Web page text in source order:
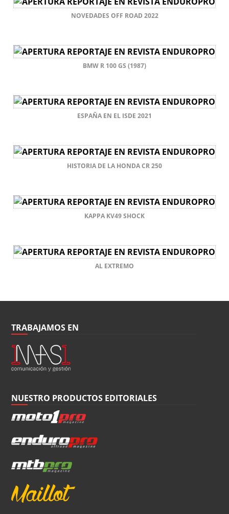
NOVEDADES OFF ROAD 2022
BMW R 100 GS (1987)
ESPAÑA EN EL ISDE 2021
HISTORIA DE LA HONDA CR 250
KAPPA KV49 SHOCK
AL EXTREMO
TRABAJAMOS EN
NUESTRO PRODUCTOS EDITORIALES